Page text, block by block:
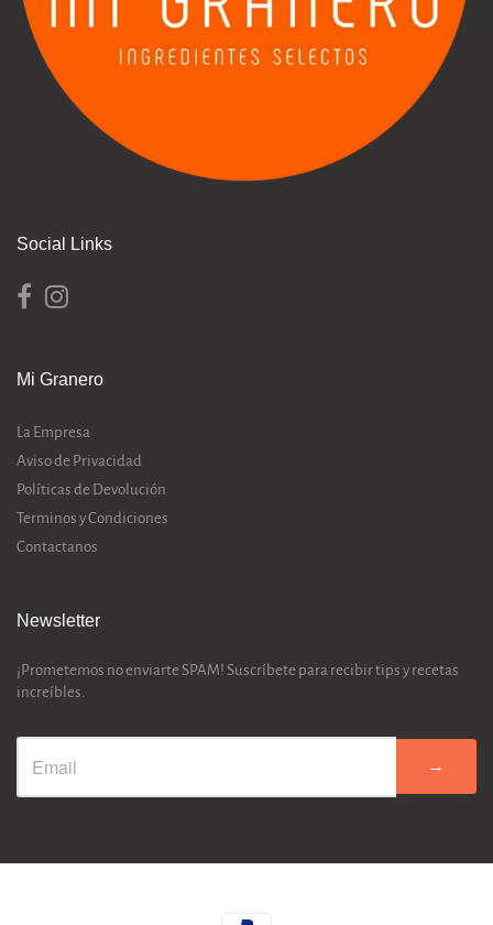
Social Links
Mi Granero
La Empresa
Aviso de Privacidad
Políticas de Devolución
Terminos y Condiciones
Contactanos
Newsletter
¡Prometemos no enviarte SPAM! Suscríbete para recibir tips y recetas
increíbles.
→